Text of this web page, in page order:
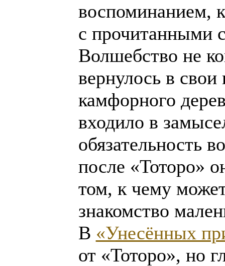
воспоминанием,
с прочитанными
Волшебство не
вернулось в
камфорного
входило в
обязательность
после «Тоторо»
том, к чему
знакомство
В «Унесённых
от «Тоторо», но